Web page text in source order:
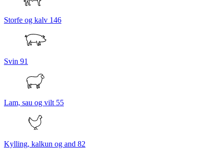
Storfe og kalv 146
Svin 91
Lam, sau og vilt 55
Kylling, kalkun og and 82